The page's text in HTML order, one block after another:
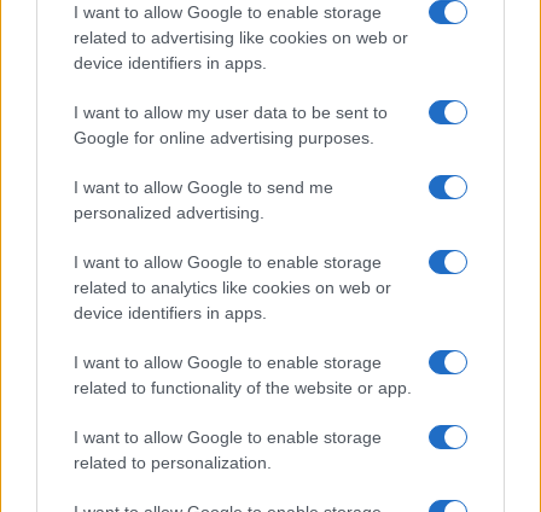
I want to allow Google to enable storage
related to advertising like cookies on web or
device identifiers in apps.
I want to allow my user data to be sent to
Google for online advertising purposes.
I want to allow Google to send me
personalized advertising.
I want to allow Google to enable storage
related to analytics like cookies on web or
device identifiers in apps.
I want to allow Google to enable storage
related to functionality of the website or app.
I want to allow Google to enable storage
related to personalization.
tehetséges, fiatal csoport, amely megteremtette és
világszínvonalra emelte a magyar avantgard színjátszást,
mára hazatért, sőt hazaérkezett. Bár a világot legálisan és
illegálisan bejárta és színháztörténetet alkotott, ma mégis
csoportból.
Őket mutatja be Kovács Endre - ahogy Halász Péter mondja
róla - a pillanatot dramatizálva. Baksa- Soós Vera kurátor
A kiállítás megtekinthető: 2004. szeptember 9. - október
Helyszín: Ludwig Kortárs Művészeti Múzeum - Bp. I. Szent